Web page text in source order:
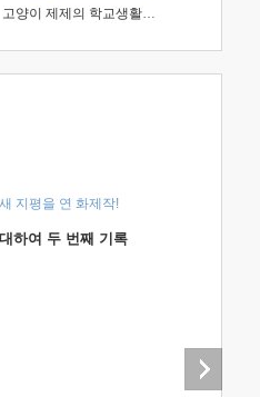
고양이 제제의 학교생활 1 : 초등학생이 이렇게 힘들 줄이야
지평을 연 화제작!
하여 두 번째 기록